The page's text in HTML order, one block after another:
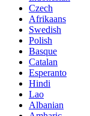
Czech
Afrikaans
Swedish
Polish
Basque
Catalan
Esperanto
Hindi
Lao
Albanian